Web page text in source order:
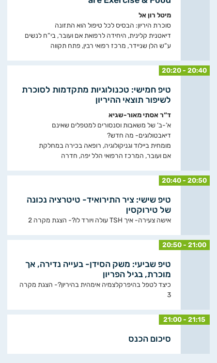
מיטל רון אל
סוכרת היריון: הבסיס לכל טיפול הוא התזונה
דיאטנית קלינית, היחידה לרפואת אם ועובר, בי“ח לנשים
ע“ש הלן שניידר, מרכז רפואי רבין, פתח תקווה
20:20 - 20:40
טיפ חמישי: טכנולוגיות מתקדמות לסוכרת
לשיפור תוצאי ההיריון
ד“ר אסתי מאור-שגיא
א‘-ב‘ של משאבות וסנסורים למטפלים שאינם
דיאבטולוגים- מה חדש?
מומחית ביילוד וגניקולוגיה, רופאה בכירה במחלקת
אם ועובר, המרכז הרפואי הלל יפה, חדרה
20:40 - 20:50
טיפ שישי: ציר התירואיד- טיטרציה נכונה
של טירוקסין
אישה צעירה- איך TSH עולה ויורד לו?- הצגת מקרה 2
20:50 - 21:00
טיפ שביעי: משק הסידן- בעייה נדירה, אך
מוכרת, בגיל הפריון
כיצד לטפל בהיפרקלצמיה אימהית בהיריון?- הצגת מקרה
3
21:00 - 21:15
סיכום הכנס